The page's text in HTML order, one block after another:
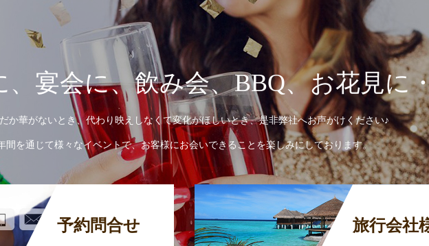
、宴会に、飲み会、BBQ、お花見に
か華がないとき、代わり映えしなくて変化がほしいとき、是非弊社へお声がけください♪
間を通じて様々なイベントで、お客様にお会いできることを楽しみにしております。
予約問合せ 旅行会社